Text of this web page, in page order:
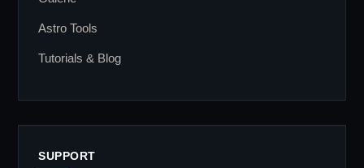
Astro Tools
Tutorials & Blog
SUPPORT